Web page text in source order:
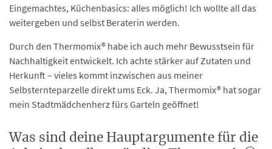
Eingemachtes, Küchenbasics: alles möglich! Ich wollte all das
weitergeben und selbst Beraterin werden.
Durch den Thermomix® habe ich auch mehr Bewusstsein für
Nachhaltigkeit entwickelt. Ich achte stärker auf Zutaten und
Herkunft – vieles kommt inzwischen aus meiner
Selbsternteparzelle direkt ums Eck. Ja, Thermomix® hat sogar
mein Stadtmädchenherz fürs Garteln geöffnet!
Was sind deine Hauptargumente für die